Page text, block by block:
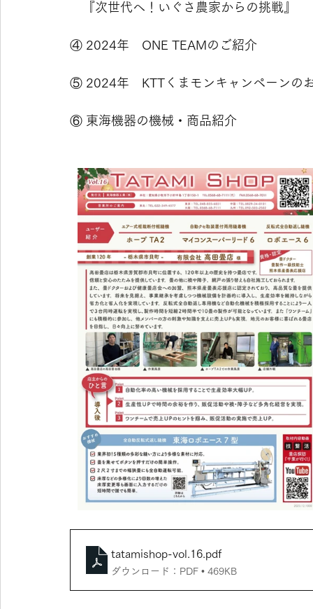
『次世代へ！いぐさ農家からの挑戦』
④ 2024年　ONE TEAMのご紹介
⑤ 2024年　KTTくまモンキャンペーンの
⑥ 東海機器の機械・商品紹介
tatamishop-vol.16.pdf
ダウンロード：PDF • 469KB